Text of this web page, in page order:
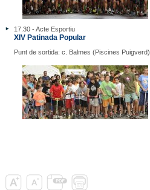
17.30 - Acte Esportiu
XIV Patinada Popular
Punt de sortida: c. Balmes (Piscines Puigverd)